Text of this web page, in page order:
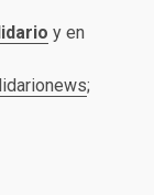
y en
;